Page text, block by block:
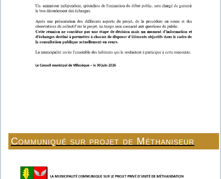
Communiqué sur projet de Méthaniseur